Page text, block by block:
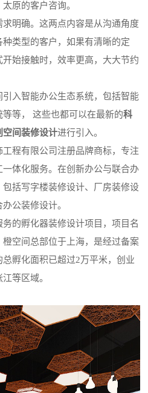
原的客户咨询。
明确。这两点内容是从沟通角度
类型的客户，如果有清晰的定
始接触时，效率更高，大大节约
引入智能办公生态系统，包括智能
等， 这些也都可以在最新的科
空间装修设计进行引入。
程有限公司注册品牌商标，专注
体化服务。在创新办公与联合办
括写字楼装修设计、厂房装修设
公装修设计。
务的孵化器装修设计项目，项目名
空间总部位于上海，是经过备案
孵化面积已超过2万平米，创业
等区域。